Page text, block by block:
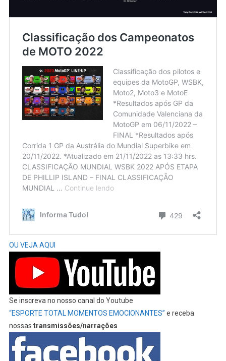
OU VEJA AQUI
Se inscreva no nosso canal do Youtube
“ESPORTE TOTAL MOMENTOS EMOCIONANTES” e receba
nossas transmissões/narrações